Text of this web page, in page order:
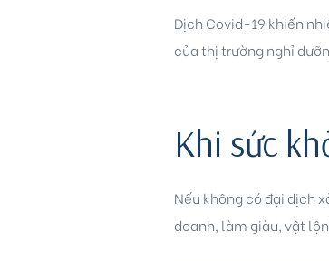
Dịch Covid-19 khiến
của thị trường nghỉ
Khi sức
Nếu không có đại dịch
doanh, làm giàu, vật